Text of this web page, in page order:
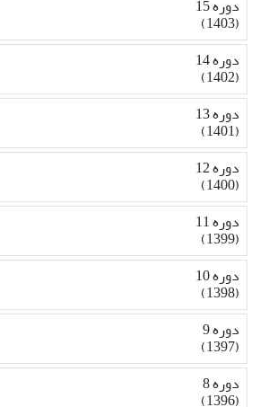
دوره 15
(1403)
دوره 14
(1402)
دوره 13
(1401)
دوره 12
(1400)
دوره 11
(1399)
دوره 10
(1398)
دوره 9
(1397)
دوره 8
(1396)